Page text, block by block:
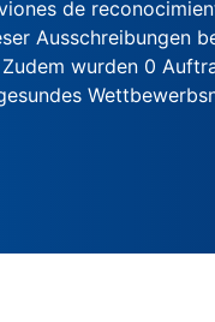
de
Ausschreibungen
wurden 0